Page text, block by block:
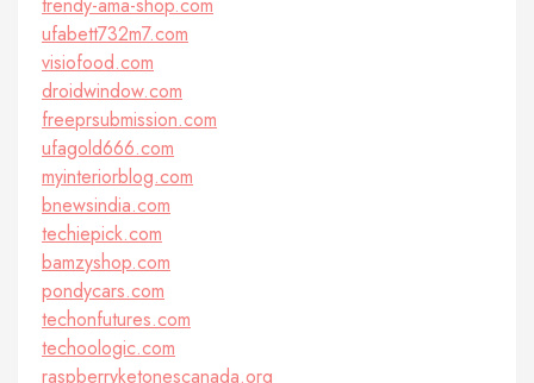
ufabett732m7.com
visiofood.com
droidwindow.com
freeprsubmission.com
ufagold666.com
myinteriorblog.com
bnewsindia.com
techiepick.com
bamzyshop.com
pondycars.com
techonfutures.com
techoologic.com
raspberryketonescanada.org